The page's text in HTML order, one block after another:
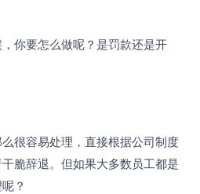
你要怎么做呢？是罚款还是开
很容易处理，直接根据公司制度
脆辞退。但如果大多数员工都是
？